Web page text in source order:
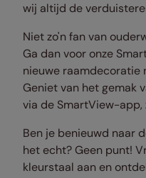
wij altijd de
Niet zo'n fan van
Ga dan voor onze
nieuwe raamdecoratie
Geniet van het gemak
via de SmartView-app,
Ben je benieuwd naar
het echt? Geen punt!
kleurstaal aan en